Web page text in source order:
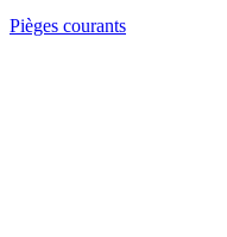
Pièges courants